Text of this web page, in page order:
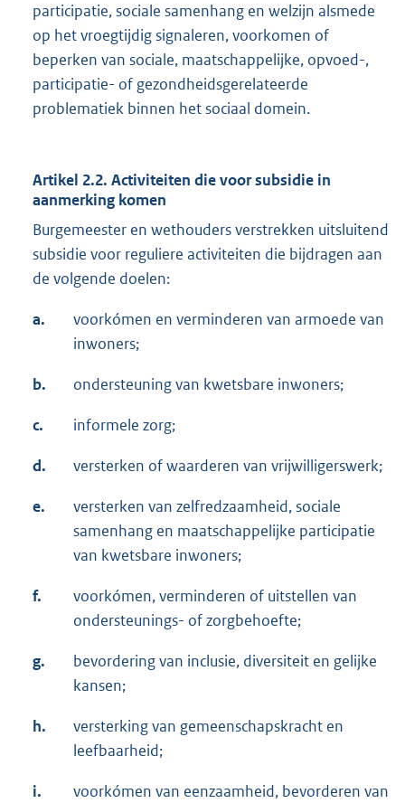
participatie, sociale samenhang en welzijn alsmede
op het vroegtijdig signaleren, voorkomen of
beperken van sociale, maatschappelijke, opvoed-,
participatie- of gezondheidsgerelateerde
problematiek binnen het sociaal domein.
Artikel 2.2. Activiteiten die voor subsidie in
aanmerking komen
Burgemeester en wethouders verstrekken uitsluitend
subsidie voor reguliere activiteiten die bijdragen aan
de volgende doelen:
a.
voorkómen en verminderen van armoede van
inwoners;
b. ondersteuning van kwetsbare inwoners;
c. informele zorg;
d. versterken of waarderen van vrijwilligerswerk;
e.
versterken van zelfredzaamheid, sociale
samenhang en maatschappelijke participatie
van kwetsbare inwoners;
f.
voorkómen, verminderen of uitstellen van
ondersteunings- of zorgbehoefte;
g.
bevordering van inclusie, diversiteit en gelijke
kansen;
h.
versterking van gemeenschapskracht en
leefbaarheid;
i.
voorkómen van eenzaamheid, bevorderen van